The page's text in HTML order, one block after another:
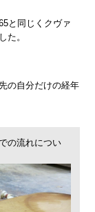
と同じくクヴァ
た。
の自分だけの経年
の流れについ